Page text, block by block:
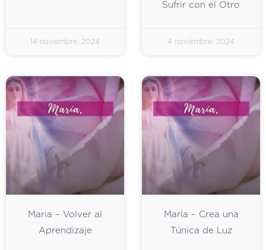
14 noviembre, 2024
Sufrir con el Otro
4 noviembre, 2024
Maria – Volver al
Aprendizaje
María – Crea una
Túnica de Luz